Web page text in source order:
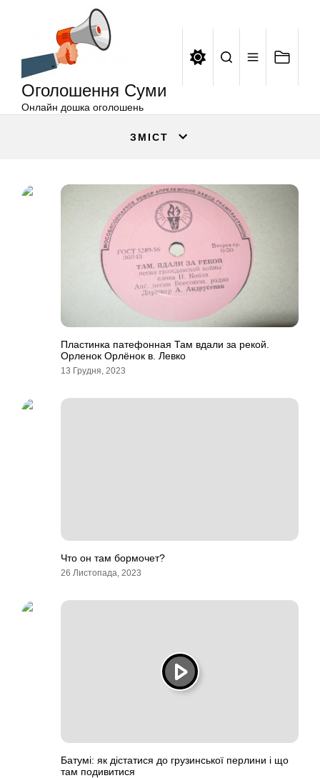
Оголошення Суми
Онлайн дошка оголошень
ЗМІСТ
Пластинка патефонная Там вдали за рекой.
Орленок Орлёнок в. Левко
13 Грудня, 2023
Что он там бормочет?
26 Листопада, 2023
Батумі: як дістатися до грузинської перлини і що
там подивитися